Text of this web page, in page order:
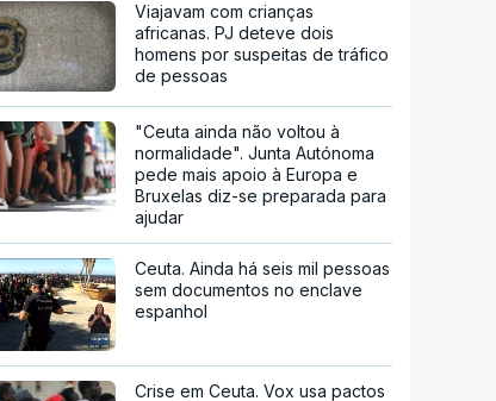
Viajavam com crianças
africanas. PJ deteve dois
homens por suspeitas de tráfico
de pessoas
"Ceuta ainda não voltou à
normalidade". Junta Autónoma
pede mais apoio à Europa e
Bruxelas diz-se preparada para
ajudar
Ceuta. Ainda há seis mil pessoas
sem documentos no enclave
espanhol
Crise em Ceuta. Vox usa pactos